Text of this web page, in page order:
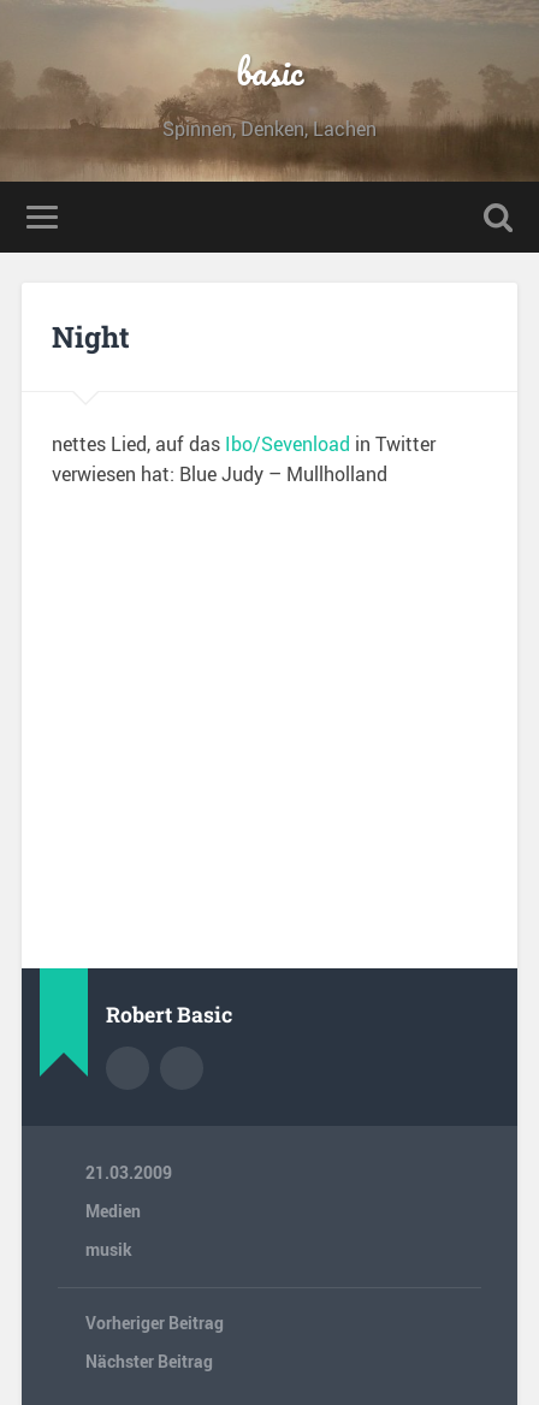
basic
Spinnen, Denken, Lachen
Night
nettes Lied, auf das Ibo/Sevenload in Twitter
verwiesen hat: Blue Judy – Mullholland
Robert Basic
21.03.2009
Medien
musik
Vorheriger Beitrag
Nächster Beitrag